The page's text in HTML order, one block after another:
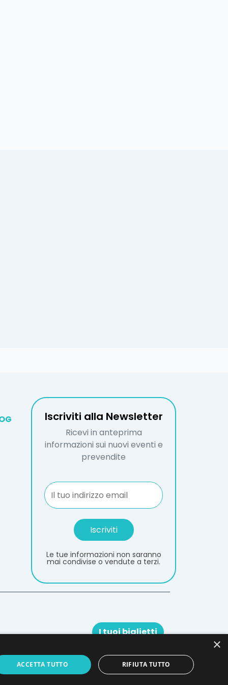
Iscriviti alla Newsletter
Ricevi in anteprima
informazioni sui nuovi eventi e
prevendite
Le tue informazioni non saranno
mai condivise o vendute a terzi.
I tuoi biglietti
×
ACCETTA TUTTO RIFIUTA TUTTO